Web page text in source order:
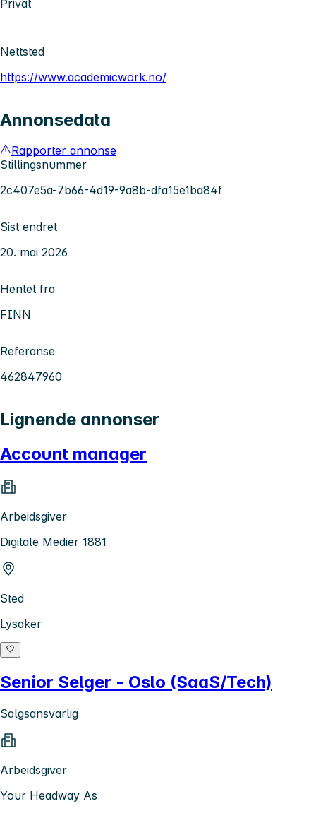
Privat
Nettsted
https://www.academicwork.no/
Annonsedata
Rapporter annonse
Stillingsnummer
2c407e5a-7b66-4d19-9a8b-dfa15e1ba84f
Sist endret
20. mai 2026
Hentet fra
FINN
Referanse
462847960
Lignende annonser
Account manager
Arbeidsgiver
Digitale Medier 1881
Sted
Lysaker
Senior Selger - Oslo (SaaS/Tech)
Salgsansvarlig
Arbeidsgiver
Your Headway As